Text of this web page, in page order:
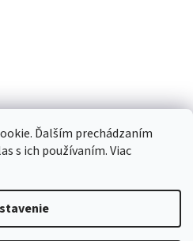
Ďalším prechádzaním
s ich používaním. Viac
môže v tomto období